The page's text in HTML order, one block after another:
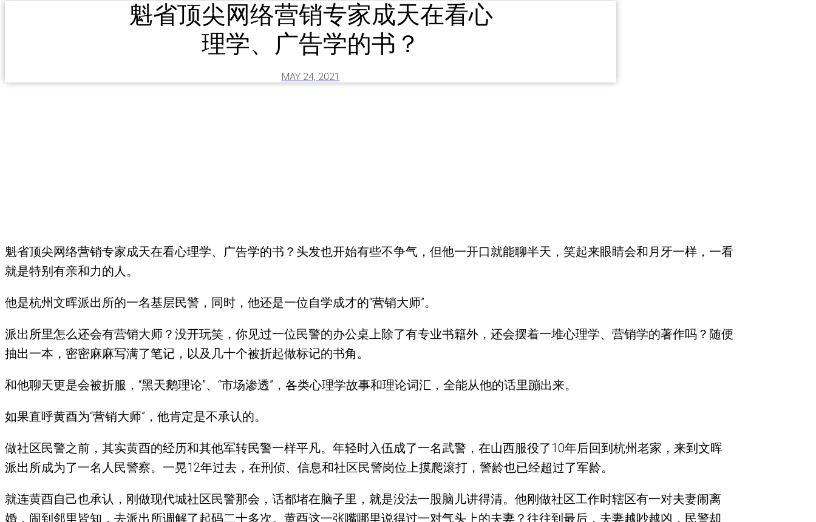
魁省顶尖网络营销专家成天在看心
理学、广告学的书？
MAY 24, 2021
魁省顶尖网络营销专家成天在看心理学、广告学的书？头发也开始有些不争气，但他一开口就能聊半天，笑起来眼睛会和月牙一样，一看
就是特别有亲和力的人。
他是杭州文晖派出所的一名基层民警，同时，他还是一位自学成才的“营销大师”。
派出所里怎么还会有营销大师？没开玩笑，你见过一位民警的办公桌上除了有专业书籍外，还会摆着一堆心理学、营销学的著作吗？随便
抽出一本，密密麻麻写满了笔记，以及几十个被折起做标记的书角。
和他聊天更是会被折服，“黑天鹅理论”、“市场渗透”，各类心理学故事和理论词汇，全能从他的话里蹦出来。
如果直呼黄酉为“营销大师”，他肯定是不承认的。
做社区民警之前，其实黄酉的经历和其他军转民警一样平凡。年轻时入伍成了一名武警，在山西服役了10年后回到杭州老家，来到文晖
派出所成为了一名人民警察。一晃12年过去，在刑侦、信息和社区民警岗位上摸爬滚打，警龄也已经超过了军龄。
就连黄酉自己也承认，刚做现代城社区民警那会，话都堵在脑子里，就是没法一股脑儿讲得清。他刚做社区工作时辖区有一对夫妻闹离
婚，闹到邻里皆知，去派出所调解了起码二十多次。黄酉这一张嘴哪里说得过一对气头上的夫妻？往往到最后，夫妻越吵越凶，民警却